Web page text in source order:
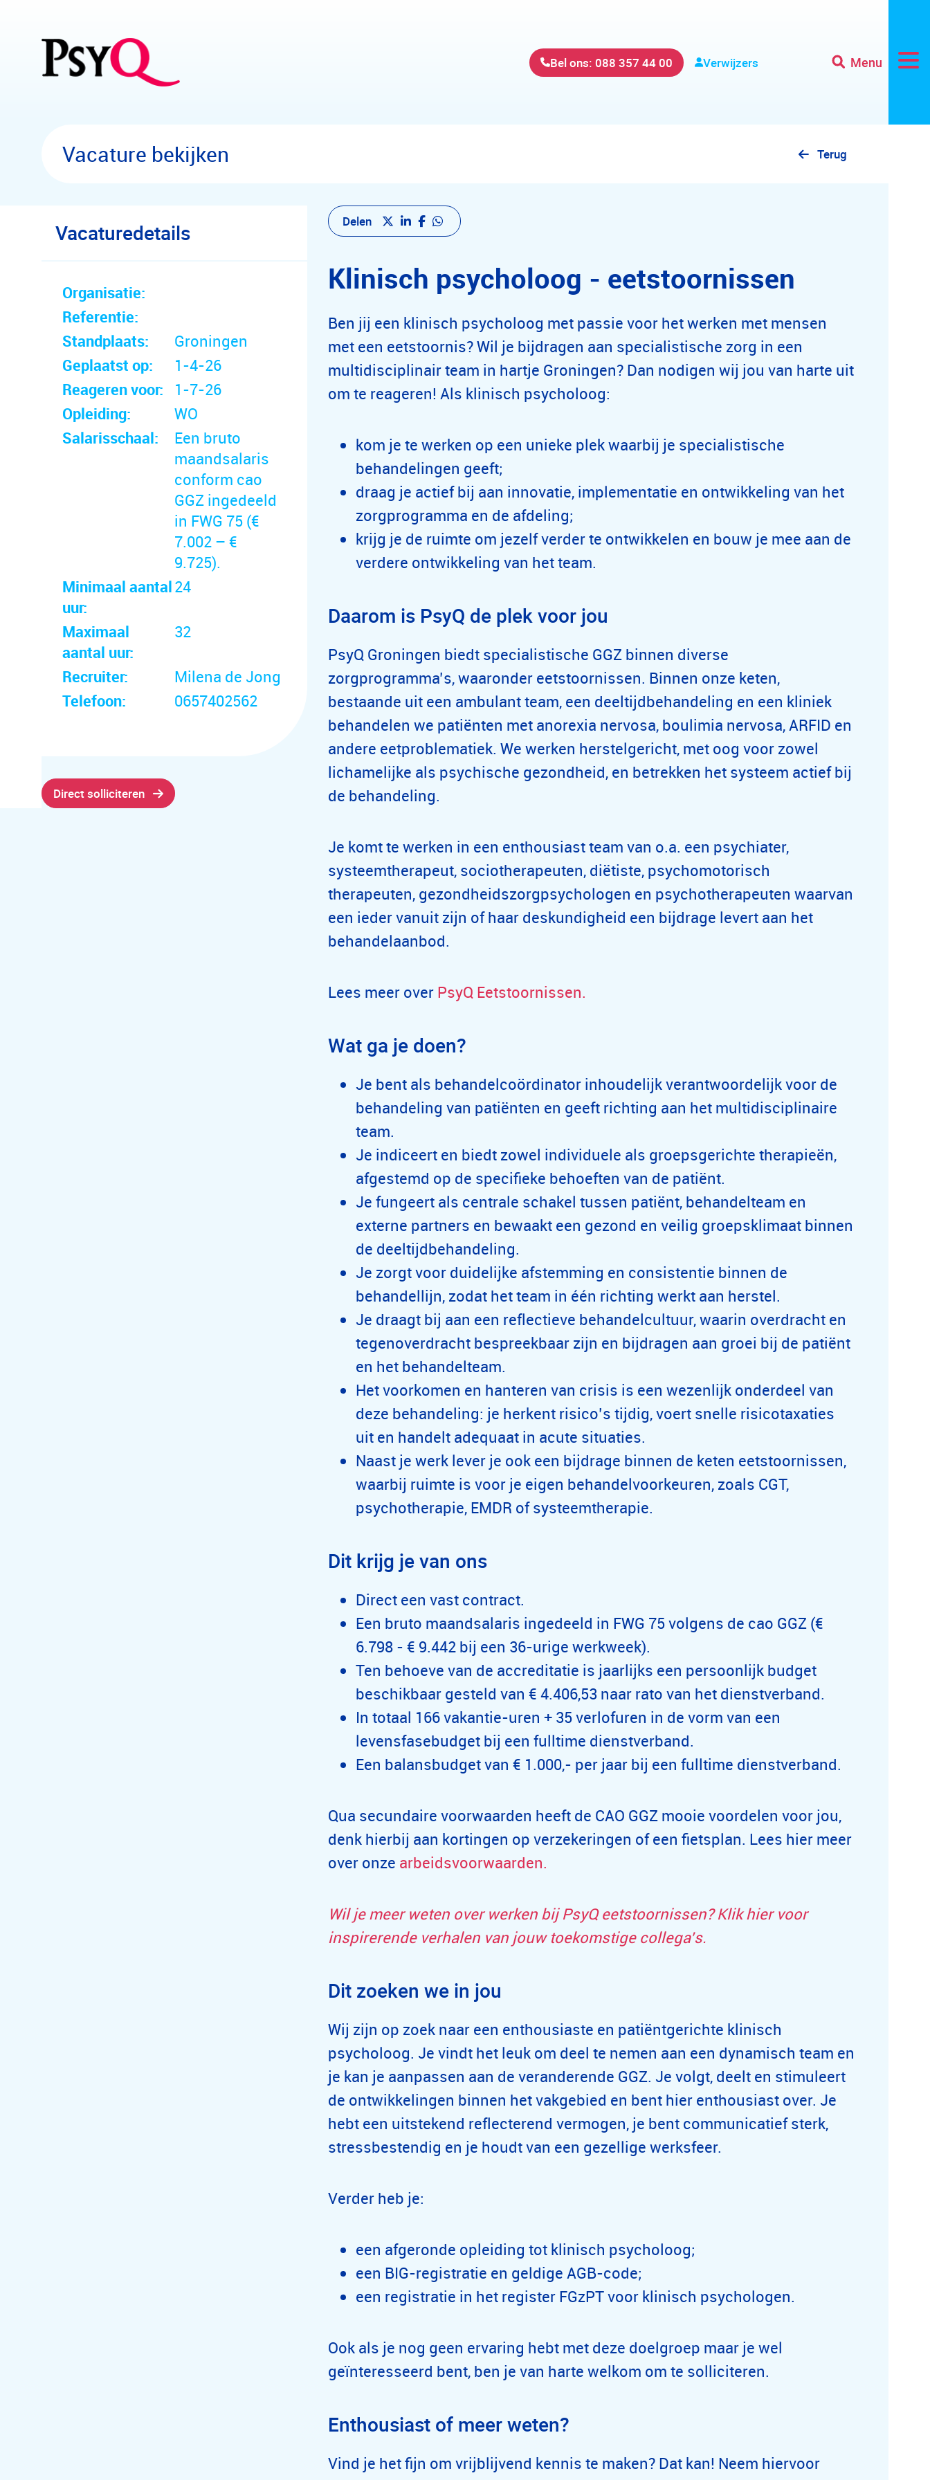
Bel ons: 088 357 44 00 Verwijzers Menu
Vacature bekijken Terug
Vacaturedetails
Organisatie:
Referentie:
Standplaats:
Groningen
Geplaatst op:
1-4-26
Reageren voor:
1-7-26
Opleiding:
WO
Salarisschaal:
Een bruto
maandsalaris
conform cao
GGZ ingedeeld
in FWG 75 (€
7.002 – €
9.725).
Minimaal aantal
uur:
24
Maximaal
aantal uur:
32
Recruiter:
Milena de Jong
Telefoon:
0657402562
Direct solliciteren
Delen
Klinisch psycholoog - eetstoornissen
Ben jij een klinisch psycholoog met passie voor het werken met mensen
met een eetstoornis? Wil je bijdragen aan specialistische zorg in een
multidisciplinair team in hartje Groningen? Dan nodigen wij jou van harte uit
om te reageren! Als klinisch psycholoog:
kom je te werken op een unieke plek waarbij je specialistische
behandelingen geeft;
draag je actief bij aan innovatie, implementatie en ontwikkeling van het
zorgprogramma en de afdeling;
krijg je de ruimte om jezelf verder te ontwikkelen en bouw je mee aan de
verdere ontwikkeling van het team.
Daarom is PsyQ de plek voor jou
PsyQ Groningen biedt specialistische GGZ binnen diverse
zorgprogramma’s, waaronder eetstoornissen. Binnen onze keten,
bestaande uit een ambulant team, een deeltijdbehandeling en een kliniek
behandelen we patiënten met anorexia nervosa, boulimia nervosa, ARFID en
andere eetproblematiek. We werken herstelgericht, met oog voor zowel
lichamelijke als psychische gezondheid, en betrekken het systeem actief bij
de behandeling.
Je komt te werken in een enthousiast team van o.a. een psychiater,
systeemtherapeut, sociotherapeuten, diëtiste, psychomotorisch
therapeuten, gezondheidszorgpsychologen en psychotherapeuten waarvan
een ieder vanuit zijn of haar deskundigheid een bijdrage levert aan het
behandelaanbod.
Lees meer over PsyQ Eetstoornissen.
Wat ga je doen?
Je bent als behandelcoördinator inhoudelijk verantwoordelijk voor de
behandeling van patiënten en geeft richting aan het multidisciplinaire
team.
Je indiceert en biedt zowel individuele als groepsgerichte therapieën,
afgestemd op de specifieke behoeften van de patiënt.
Je fungeert als centrale schakel tussen patiënt, behandelteam en
externe partners en bewaakt een gezond en veilig groepsklimaat binnen
de deeltijdbehandeling.
Je zorgt voor duidelijke afstemming en consistentie binnen de
behandellijn, zodat het team in één richting werkt aan herstel.
Je draagt bij aan een reflectieve behandelcultuur, waarin overdracht en
tegenoverdracht bespreekbaar zijn en bijdragen aan groei bij de patiënt
en het behandelteam.
Het voorkomen en hanteren van crisis is een wezenlijk onderdeel van
deze behandeling: je herkent risico’s tijdig, voert snelle risicotaxaties
uit en handelt adequaat in acute situaties.
Naast je werk lever je ook een bijdrage binnen de keten eetstoornissen,
waarbij ruimte is voor je eigen behandelvoorkeuren, zoals CGT,
psychotherapie, EMDR of systeemtherapie.
Dit krijg je van ons
Direct een vast contract.
Een bruto maandsalaris ingedeeld in FWG 75 volgens de cao GGZ (€
6.798 - € 9.442 bij een 36-urige werkweek).
Ten behoeve van de accreditatie is jaarlijks een persoonlijk budget
beschikbaar gesteld van € 4.406,53 naar rato van het dienstverband.
In totaal 166 vakantie-uren + 35 verlofuren in de vorm van een
levensfasebudget bij een fulltime dienstverband.
Een balansbudget van € 1.000,- per jaar bij een fulltime dienstverband.
Qua secundaire voorwaarden heeft de CAO GGZ mooie voordelen voor jou,
denk hierbij aan kortingen op verzekeringen of een fietsplan. Lees hier meer
over onze arbeidsvoorwaarden.
Wil je meer weten over werken bij PsyQ eetstoornissen? Klik hier voor
inspirerende verhalen van jouw toekomstige collega’s.
Dit zoeken we in jou
Wij zijn op zoek naar een enthousiaste en patiëntgerichte klinisch
psycholoog. Je vindt het leuk om deel te nemen aan een dynamisch team en
je kan je aanpassen aan de veranderende GGZ. Je volgt, deelt en stimuleert
de ontwikkelingen binnen het vakgebied en bent hier enthousiast over. Je
hebt een uitstekend reflecterend vermogen, je bent communicatief sterk,
stressbestendig en je houdt van een gezellige werksfeer.
Verder heb je:
een afgeronde opleiding tot klinisch psycholoog;
een BIG-registratie en geldige AGB-code;
een registratie in het register FGzPT voor klinisch psychologen.
Ook als je nog geen ervaring hebt met deze doelgroep maar je wel
geïnteresseerd bent, ben je van harte welkom om te solliciteren.
Enthousiast of meer weten?
Vind je het fijn om vrijblijvend kennis te maken? Dat kan! Neem hiervoor